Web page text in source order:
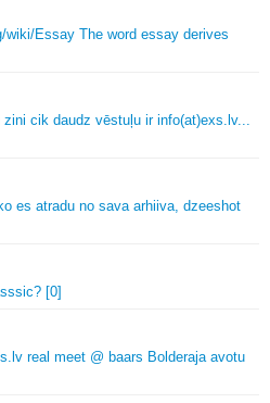
wiki/Essay The word essay derives
cik daudz vēstuļu ir info(at)exs. lv...
es atradu no sava arhiiva, dzeeshot
[0]
lv real meet @ baars Bolderaja avotu